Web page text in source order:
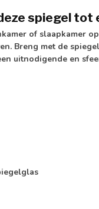
spiegel
of slaapkamer
Breng met de
uitnodigende en